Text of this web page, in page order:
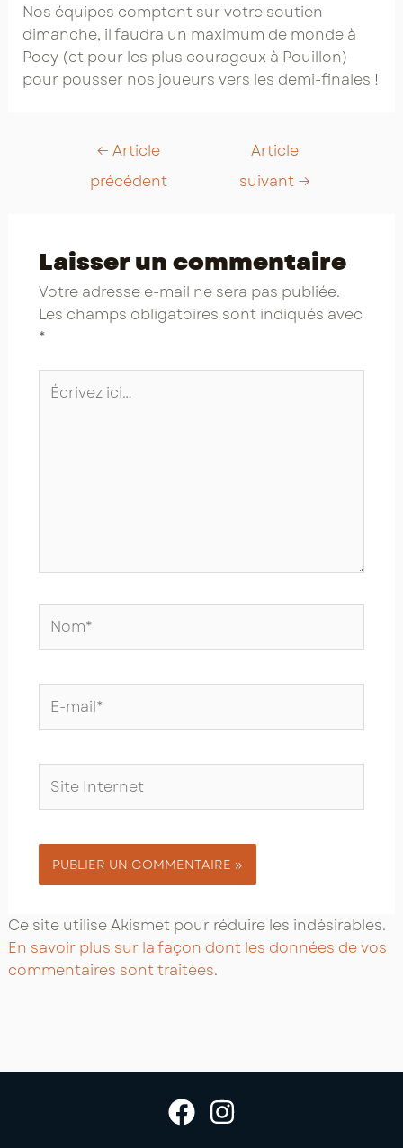
Nos équipes comptent sur votre soutien
dimanche, il faudra un maximum de monde à
Poey (et pour les plus courageux à Pouillon)
pour pousser nos joueurs vers les demi-finales !
← Article
précédent
Article
suivant →
Laisser un commentaire
Votre adresse e-mail ne sera pas publiée.
Les champs obligatoires sont indiqués avec
*
Écrivez
ici…
mail*
Internet
Ce site utilise Akismet pour réduire les indésirables.
En savoir plus sur la façon dont les données de vos
commentaires sont traitées.